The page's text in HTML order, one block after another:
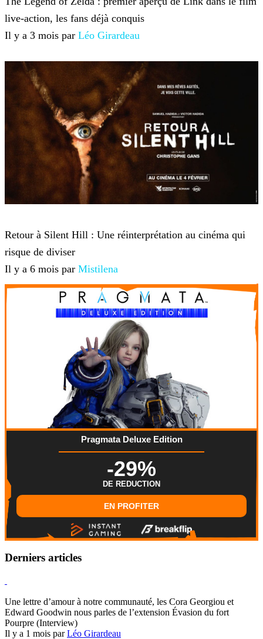
live-action, les fans déjà conquis
Il y a 3 mois par Léo Girardeau
Retour à Silent Hill : Une réinterprétation au cinéma qui
risque de diviser
Il y a 6 mois par Mistilena
Pragmata Deluxe Edition
-29%
DE REDUCTION
EN PROFITER
Derniers articles
Une lettre d’amour à notre communauté, les Cora Georgiou et
Edward Goodwin nous parles de l’extension Évasion du fort
Pourpre (Interview)
Il y a 1 mois parLéo Girardeau